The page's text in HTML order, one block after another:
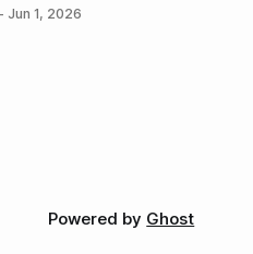
Jun 1, 2026
Powered by Ghost